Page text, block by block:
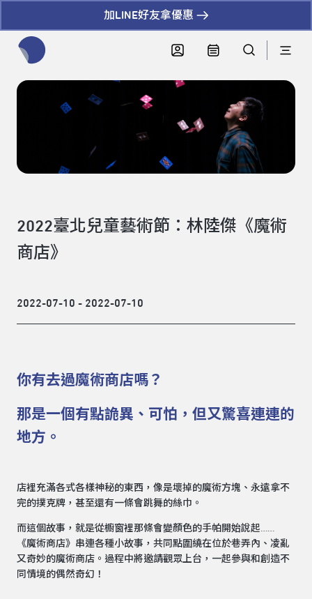
加LINE好友拿優惠
2022臺北兒童藝術節：林陸傑《魔術
商店》
2022-07-10 - 2022-07-10
你有去過魔術商店嗎？
那是一個有點詭異、可怕，但又驚喜連連的
地方。
店裡充滿各式各樣神秘的東西，像是壞掉的魔術方塊、永遠拿不
完的撲克牌，甚至還有一條會跳舞的絲巾。
而這個故事，就是從櫥窗裡那條會變顏色的手帕開始說起……
《魔術商店》串連各種小故事，共同點圍繞在位於巷弄內、凌亂
又奇妙的魔術商店。過程中將邀請觀眾上台，一起參與和創造不
同情境的偶然奇幻！